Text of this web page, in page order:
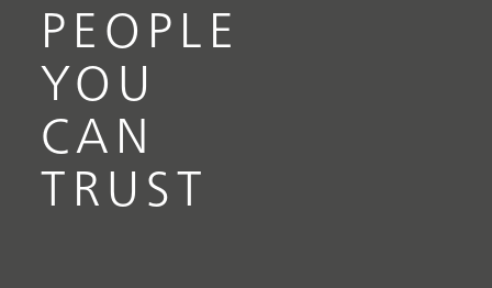
PEOPLE
YOU
CAN
TRUST